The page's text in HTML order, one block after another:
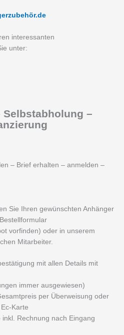
interessanten
unter:
–
– Brief erhalten – anmelden –
Sie Ihren gewünschten Anhänger
vorfinden) oder in unserem
Mitarbeiter.
mit allen Details mit
immer ausgewiesen)
per Überweisung oder
Karte
Rechnung nach Eingang